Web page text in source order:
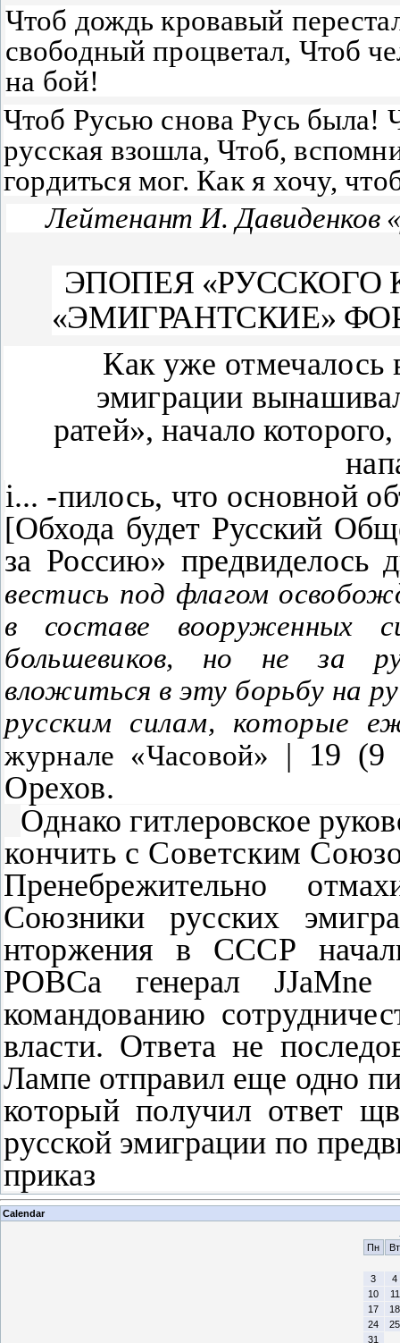
Чтоб дождь кровавый
свободный процветал, Чтоб
на бой!
Чтоб Русью снова Русь была!
русская взошла, Чтоб,
гордиться мог. Как я хочу,
Лейтенант И. Давиденков
ЭПОПЕЯ «РУССКОГО
«ЭМИГРАНТСКИЕ»
Как уже отмечалось
эмиграции
ратей», начало
i... -пилось, что основной
[Обхода будет Русский
за Россию» предвиделось
вестись под флагом
в составе вооруженных
большевиков, но не за
вложиться в эту борьбу на
русским силам, которые
журнале «Часовой» | 19 (9
Орехов.
Однако гитлеровское
кончить с Советским
Пренебрежительно
Союзники русских
нторжения в СССР
РОВСа генералJJaMne
командованию
власти. Ответа не
Лампе отправил еще одно
который получил ответ
русской эмигра­ции по
приказ
Calendar
Пн
Вт
3
4
10
11
17
18
24
25
31